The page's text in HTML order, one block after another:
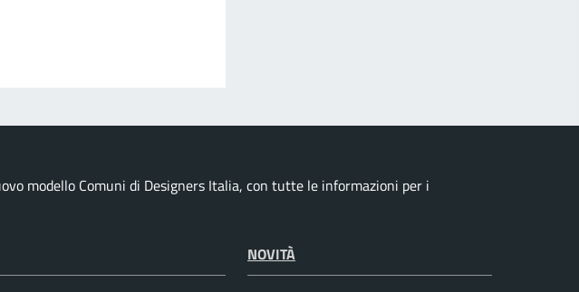
modello Comuni di Designers Italia, con tutte le informazioni per i
NOVITÀ